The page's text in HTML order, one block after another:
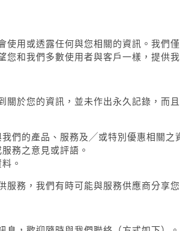
使用或透露任何與您相關的資訊。我
您和我們多數使用者與客戶一樣，提供
關於您的資訊，並未作出永久記錄，而
們的產品、服務及╱或特別優惠相關之
務之意見或評語。
。
服務，我們有時可能與服務供應商分享